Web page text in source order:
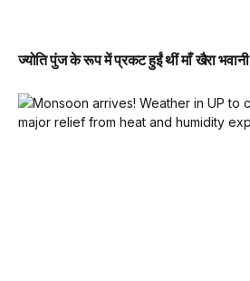
ज्योति पुंज के रूप में प्रकट हुईं थीं माँ खैरा भवानी